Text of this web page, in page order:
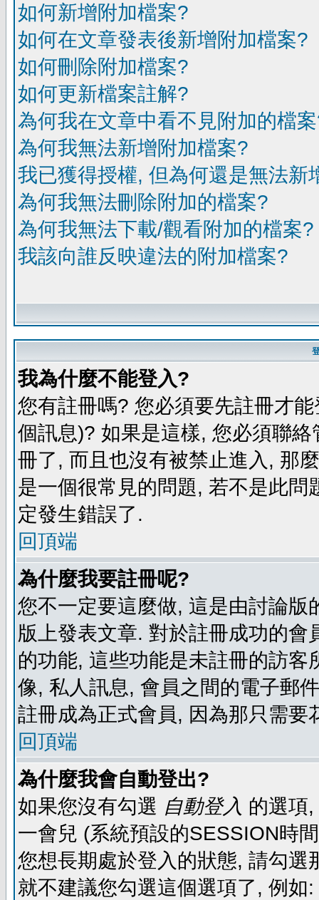
如何新增附加檔案?
如何在文章發表後新增附加檔案?
如何刪除附加檔案?
如何更新檔案註解?
為何我在文章中看不見附加的檔
為何我無法新增附加檔案?
我已獲得授權, 但為何還是無法新
為何我無法刪除附加的檔案?
為何我無法下載/觀看附加的檔案?
我該向誰反映違法的附加檔案?
我為什麼不能登入?
您有註冊嗎? 您必須要先註冊才
個訊息)? 如果是這樣, 您必須聯
冊了, 而且也沒有被禁止進入, 那
是一個很常見的問題, 若不是此
定發生錯誤了.
回頂端
為什麼我要註冊呢?
您不一定要這麼做, 這是由討論
版上發表文章. 對於註冊成功的
的功能, 這些功能是未註冊的訪
像, 私人訊息, 會員之間的電子郵
註冊成為正式會員, 因為那只需要
回頂端
為什麼我會自動登出?
如果您沒有勾選 自動登入 的選項
一會兒 (系統預設的SESSION時
您想長期處於登入的狀態, 請勾
就不建議您勾選這個選項了, 例